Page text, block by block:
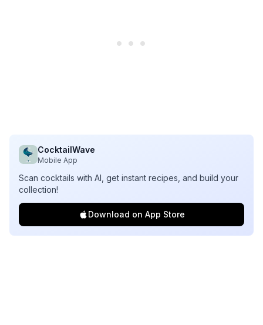
CocktailWave
Mobile App
Scan cocktails with AI, get instant recipes, and build your
collection!
Download on App Store